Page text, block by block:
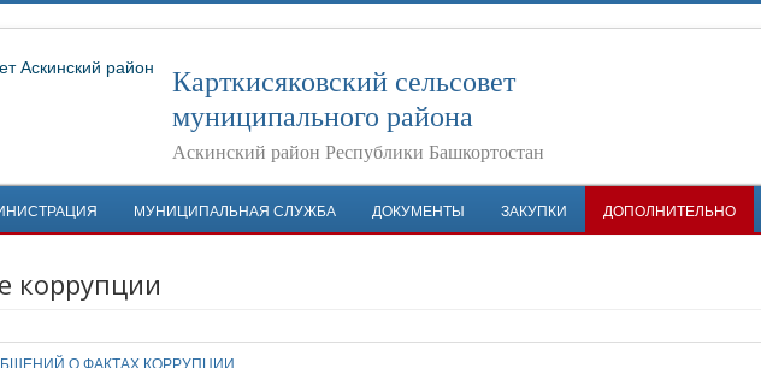
Карткисяковский сельсовет
муниципального района
Аскинский район Республики Башкортостан
МУНИЦИПАЛЬНАЯ СЛУЖБА ДОКУМЕНТЫ ЗАКУПКИ ДОПОЛНИТЕЛЬНО
коррупции
О ФАКТАХ КОРРУПЦИИ